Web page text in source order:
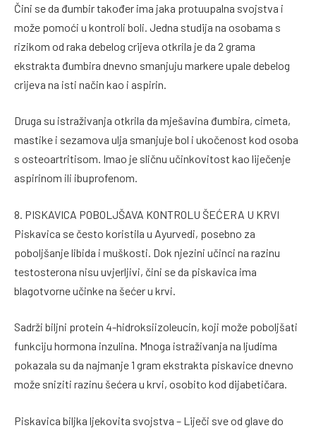
Čini se da đumbir također ima jaka protuupalna svojstva i
može pomoći u kontroli boli. Jedna studija na osobama s
rizikom od raka debelog crijeva otkrila je da 2 grama
ekstrakta đumbira dnevno smanjuju markere upale debelog
crijeva na isti način kao i aspirin.
Druga su istraživanja otkrila da mješavina đumbira, cimeta,
mastike i sezamova ulja smanjuje bol i ukočenost kod osoba
s osteoartritisom. Imao je sličnu učinkovitost kao liječenje
aspirinom ili ibuprofenom.
8. PISKAVICA POBOLJŠAVA KONTROLU ŠEĆERA U KRVI
Piskavica se često koristila u Ayurvedi, posebno za
poboljšanje libida i muškosti. Dok njezini učinci na razinu
testosterona nisu uvjerljivi, čini se da piskavica ima
blagotvorne učinke na šećer u krvi.
Sadrži biljni protein 4-hidroksiizoleucin, koji može poboljšati
funkciju hormona inzulina. Mnoga istraživanja na ljudima
pokazala su da najmanje 1 gram ekstrakta piskavice dnevno
može sniziti razinu šećera u krvi, osobito kod dijabetičara.
Piskavica biljka ljekovita svojstva – Liječi sve od glave do